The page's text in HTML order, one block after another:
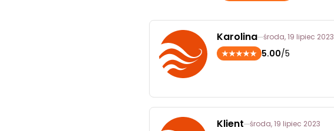
Karolina środa, 19 lipiec 2023
5.00/5
Klient środa, 19 lipiec 2023